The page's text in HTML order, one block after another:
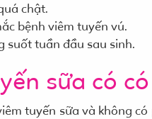
chật.
bệnh viêm tuyến vú.
suốt tuần đầu sau sinh.
sữa có
tuyến sữa và không